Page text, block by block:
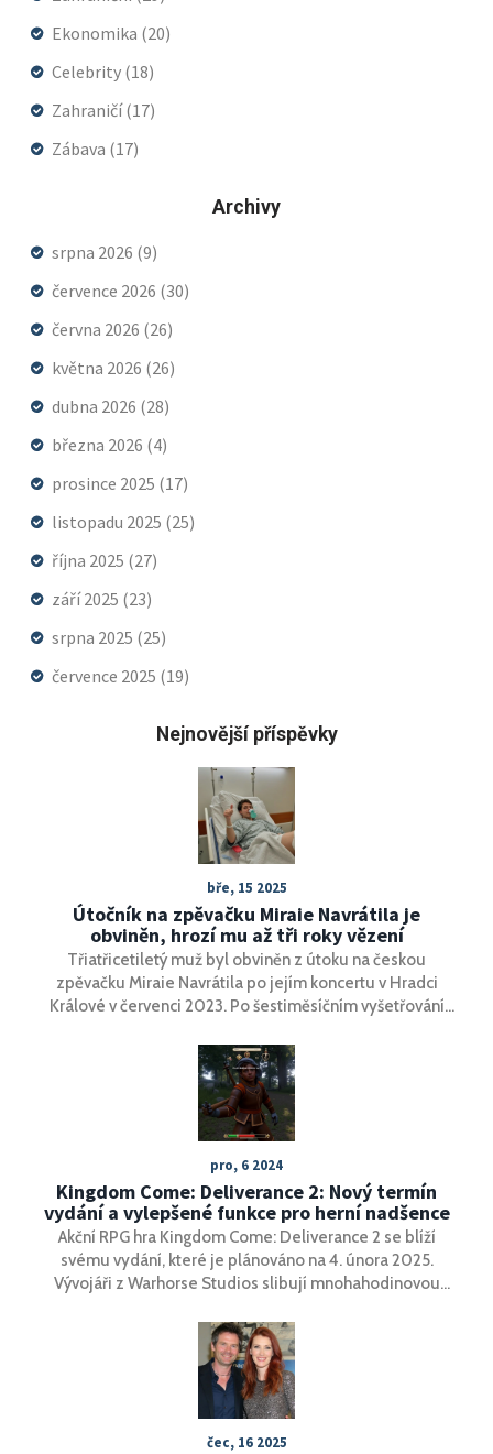
Ekonomika (20)
Celebrity (18)
Zahraničí(17)
Zábava (17)
Archivy
srpna 2026 (9)
července 2026 (30)
června 2026 (26)
května 2026 (26)
dubna 2026 (28)
března 2026 (4)
prosince 2025 (17)
listopadu 2025 (25)
října 2025 (27)
září 2025 (23)
srpna 2025 (25)
července 2025 (19)
Nejnovější příspěvky
bře, 15 2025
Útočník na zpěvačku Miraie Navrátila je
obviněn, hrozí mu až tři roky vězení
Třiatřicetiletý muž byl obviněn z útoku na českou
zpěvačku Miraie Navrátila po jejím koncertu v Hradci
Králové v červenci 2023. Po šestiměsíčním vyšetřování
roky vězení, pokud bude uznán vinným.
pro, 6 2024
Kingdom Come: Deliverance 2: Nový termín
vydání a vylepšené funkce pro herní nadšence
Akční RPG hra Kingdom Come: Deliverance 2 se blíží
svému vydání, které je plánováno na 4. února 2025.
Vývojáři z Warhorse Studios slibují mnohahodinovou
mechanismy v boji a crafting. Hra bude dostupná na
PlayStation 5, Windows a Xbox Series X/S a nabídne tři
edice v prodeji, včetně rozšíření a bonusového obsahu pro
předobjednávky.
čec, 16 2025